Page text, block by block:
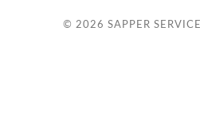
© 2026 SAPPER SERVICE